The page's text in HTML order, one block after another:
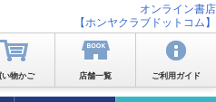
オンライン書店
【ホンヤクラブドットコム】
い物かご 店舗一覧 ご利用ガイド